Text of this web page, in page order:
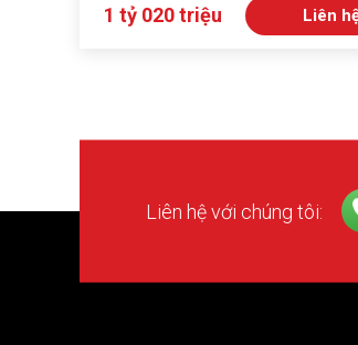
1 tỷ 020 triệu Liên
Liên hệ với chúng tôi: